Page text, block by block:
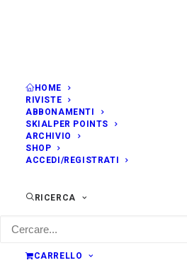
HOME
RIVISTE
ABBONAMENTI
SKIALPER POINTS
ARCHIVIO
SHOP
ACCEDI/REGISTRATI
RICERCA
CARRELLO